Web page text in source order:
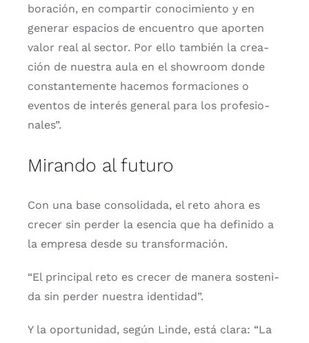
bo­ra­ción, en com­par­tir cono­ci­mien­to y en
gene­rar espa­cios de encuen­tro que apor­ten
valor real al sec­tor. Por ello tam­bién la crea­
ción de nues­tra aula en el show­room don­de
cons­tan­te­men­te hace­mos for­ma­cio­nes o
even­tos de inte­rés gene­ral para los pro­fe­sio­
na­les”.
Mirando al futuro
Con una base con­so­li­da­da, el reto aho­ra es
cre­cer sin per­der la esen­cia que ha defi­ni­do a
la empre­sa des­de su trans­for­ma­ción.
“El prin­ci­pal reto es cre­cer de mane­ra sos­te­ni­
da sin per­der nues­tra iden­ti­dad”.
Y la opor­tu­ni­dad, según Lin­de, está cla­ra: “La